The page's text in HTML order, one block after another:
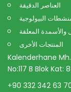
العناصر الدقيقة
البيولوجية
والأسمدة المعلقة
المنتجات الأخرى
Kalenderhane
No:117 B Blok Kat:
+90 332 342 63